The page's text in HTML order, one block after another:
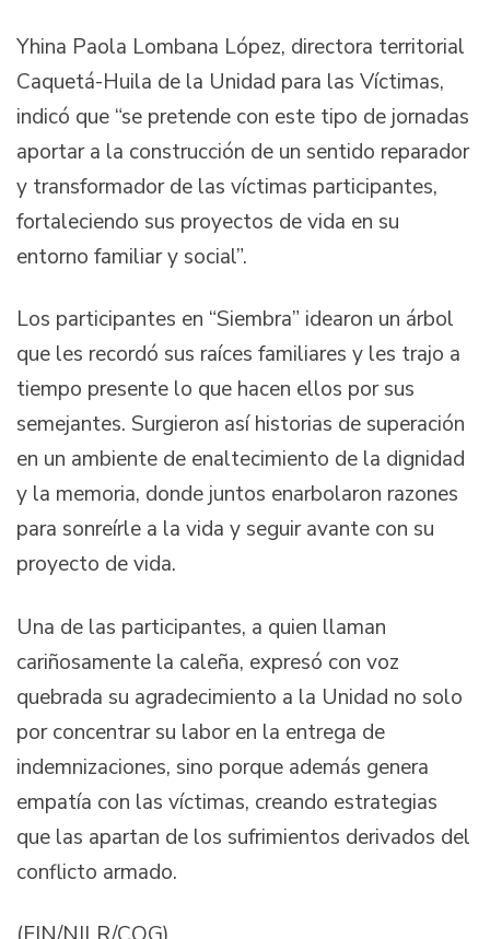
Yhina Paola Lombana López, directora territorial
Caquetá-Huila de la Unidad para las Víctimas,
indicó que “se pretende con este tipo de jornadas
aportar a la construcción de un sentido reparador
y transformador de las víctimas participantes,
fortaleciendo sus proyectos de vida en su
entorno familiar y social”.
Los participantes en “Siembra” idearon un árbol
que les recordó sus raíces familiares y les trajo a
tiempo presente lo que hacen ellos por sus
semejantes. Surgieron así historias de superación
en un ambiente de enaltecimiento de la dignidad
y la memoria, donde juntos enarbolaron razones
para sonreírle a la vida y seguir avante con su
proyecto de vida.
Una de las participantes, a quien llaman
cariñosamente la caleña, expresó con voz
quebrada su agradecimiento a la Unidad no solo
por concentrar su labor en la entrega de
indemnizaciones, sino porque además genera
empatía con las víctimas, creando estrategias
que las apartan de los sufrimientos derivados del
conflicto armado.